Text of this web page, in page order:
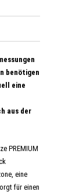
benötigen
eine
aus der
PREMIUM
eine
für einen